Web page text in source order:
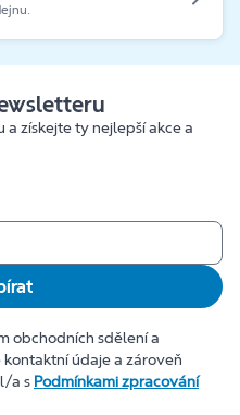
získejte ty nejlepší akce a
obchodních sdělení a
údaje a zároveň
a s Podmínkami zpracování